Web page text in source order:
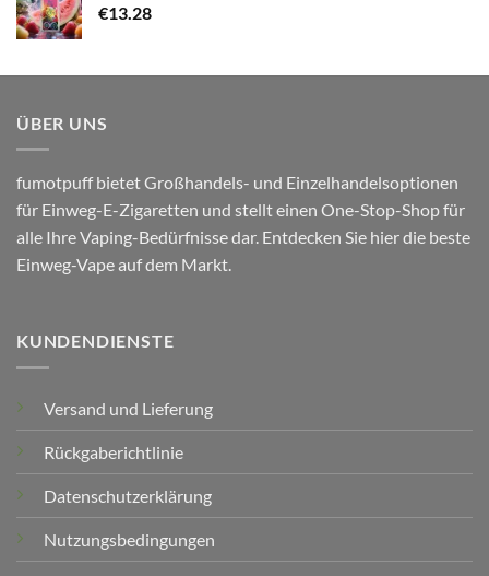
€13.28
ÜBER UNS
fumotpuff bietet Großhandels- und Einzelhandelsoptionen
für Einweg-E-Zigaretten und stellt einen One-Stop-Shop für
alle Ihre Vaping-Bedürfnisse dar. Entdecken Sie hier die beste
Einweg-Vape auf dem Markt.
KUNDENDIENSTE
Versand und Lieferung
Rückgaberichtlinie
Datenschutzerklärung
Nutzungsbedingungen